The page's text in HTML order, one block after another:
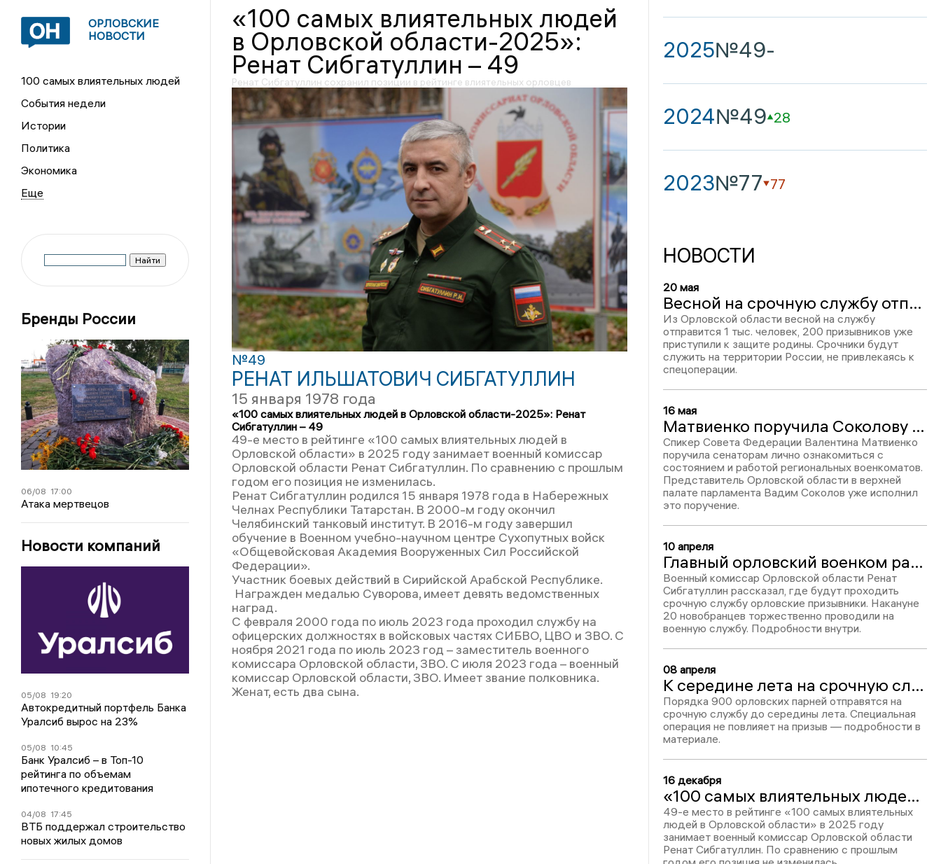
ОРЛОВСКИЕ
НОВОСТИ
100 самых влиятельных людей
События недели
Истории
Политика
Экономика
Бренды России
06/08 17:00
Атака мертвецов
Новости компаний
05/08 19:20
Автокредитный портфель Банка
Уралсиб вырос на 23%
05/08 10:45
Банк Уралсиб – в Топ-10
рейтинга по объемам
ипотечного кредитования
04/08 17:45
ВТБ поддержал строительство
новых жилых домов
«100 самых влиятельных людей
в Орловской области-2025»:
Ренат Сибгатуллин – 49
Ренат Сибгатуллин сохранил позиции в рейтинге влиятельных орловцев
№49
РЕНАТ ИЛЬШАТОВИЧ СИБГАТУЛЛИН
15 января 1978 года
«100 самых влиятельных людей в Орловской области-2025»: Ренат
Сибгатуллин – 49
49-е место в рейтинге «100 самых влиятельных людей в
Орловской области» в 2025 году занимает военный комиссар
Орловской области Ренат Сибгатуллин. По сравнению с прошлым
годом его позиция не изменилась.
Ренат Сибгатуллин родился 15 января 1978 года в Набережных
Челнах Республики Татарстан. В 2000-м году окончил
Челябинский танковый институт. В 2016-м году завершил
обучение в Военном учебно-научном центре Сухопутных войск
«Общевойсковая Академия Вооруженных Сил Российской
Федерации».
Участник боевых действий в Сирийской Арабской Республике.
Награжден медалью Суворова, имеет девять ведомственных
наград.
С февраля 2000 года по июль 2023 года проходил службу на
офицерских должностях в войсковых частях СИБВО, ЦВО и ЗВО. С
ноября 2021 года по июль 2023 год – заместитель военного
комиссара Орловской области, ЗВО. С июля 2023 года – военный
комиссар Орловской области, ЗВО. Имеет звание полковника.
Женат, есть два сына.
2025№49-
2024№49 28
2023№77 77
НОВОСТИ
20 мая
Весной на срочную службу отправят 1 тыс. орловцев
Из Орловской области весной на службу
отправится 1 тыс. человек, 200 призывников уже
приступили к защите родины. Срочники будут
служить на территории России, не привлекаясь к
спецоперации.
16 мая
Матвиенко поручила Соколову проверить орловские военкоматы
Спикер Совета Федерации Валентина Матвиенко
поручила сенаторам лично ознакомиться с
состоянием и работой региональных военкоматов.
Представитель Орловской области в верхней
палате парламента Вадим Соколов уже исполнил
это поручение.
10 апреля
Главный орловский военком рассказал, где будут служить призывники
Военный комиссар Орловской области Ренат
Сибгатуллин рассказал, где будут проходить
срочную службу орловские призывники. Накануне
20 новобранцев торжественно проводили на
военную службу. Подробности внутри.
08 апреля
К середине лета на срочную службу отправят порядка 900 орловцев
Порядка 900 орловских парней отправятся на
срочную службу до середины лета. Специальная
операция не повлияет на призыв — подробности в
материале.
16 декабря
«100 самых влиятельных людей в Орловской области-2025»: Ренат Сибгатуллин – 49
49-е место в рейтинге «100 самых влиятельных
людей в Орловской области» в 2025 году
занимает военный комиссар Орловской области
Ренат Сибгатуллин. По сравнению с прошлым